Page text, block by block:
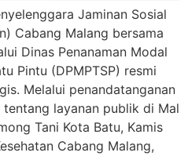
Jaminan Sosial
Cabang Malang bersama
Dinas Penanaman Modal
Pintu (DPMPTSP) resmi
Melalui penandatanganan
layanan publik di Mal
Tani Kota Batu, Kamis
Cabang Malang,